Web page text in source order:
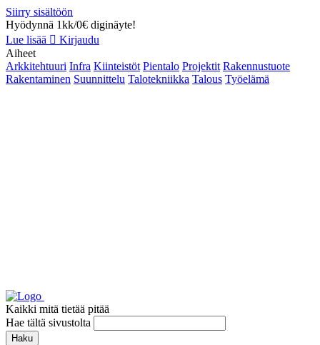
Siirry sisältöön
Hyödynnä 1kk/0€ diginäyte!
Lue lisää
Kirjaudu
Aiheet
Arkkitehtuuri Infra Kiinteistöt Pientalo Projektit Rakennustuote
Rakentaminen Suunnittelu Talotekniikka Talous Työelämä
Kaikki mitä tietää pitää
Hae tältä sivustolta
Haku